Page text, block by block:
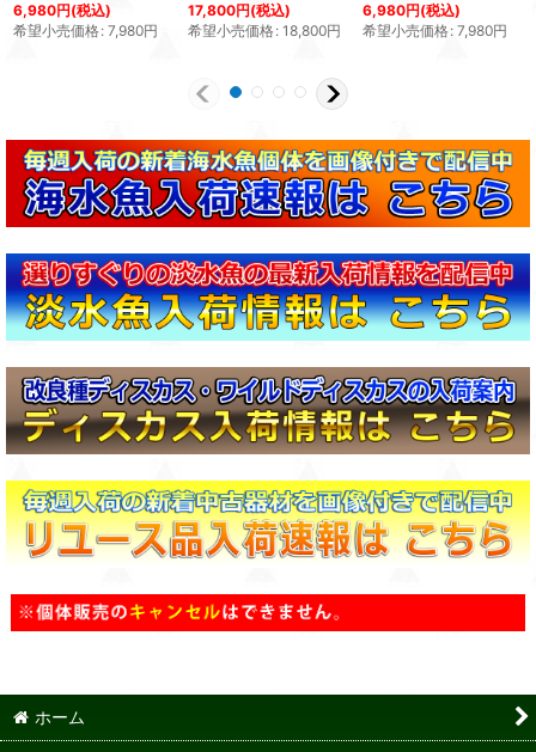
6,980円(税込)
希望小売価格: 7,980円
17,800円(税込)
希望小売価格: 18,800円
6,980円(税込)
希望小売価格: 7,980円
ホーム